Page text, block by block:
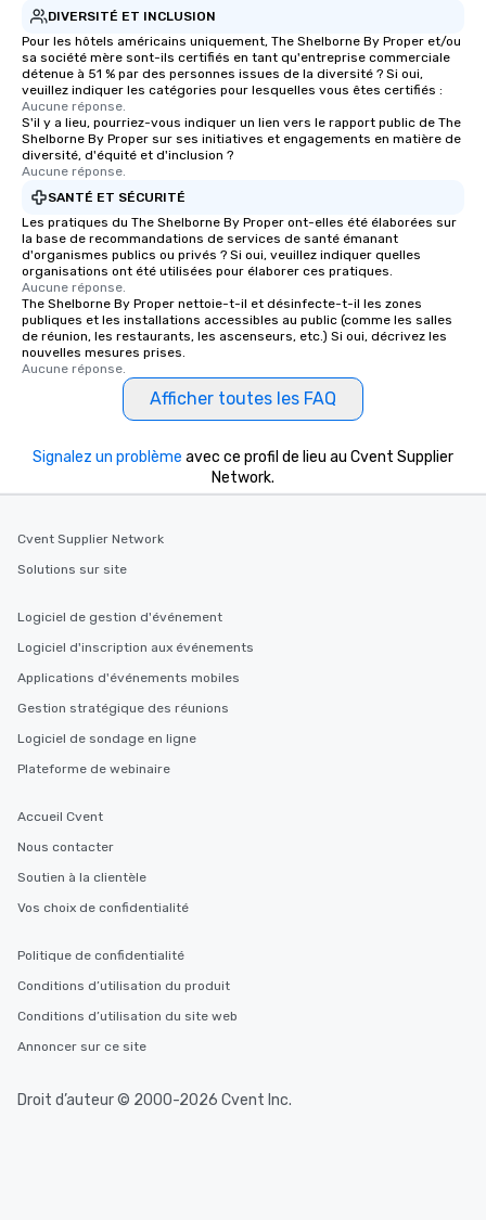
DIVERSITÉ ET INCLUSION
Pour les hôtels américains uniquement, The Shelborne By Proper et/ou
sa société mère sont-ils certifiés en tant qu'entreprise commerciale
détenue à 51 % par des personnes issues de la diversité ? Si oui,
veuillez indiquer les catégories pour lesquelles vous êtes certifiés :
Aucune réponse.
S'il y a lieu, pourriez-vous indiquer un lien vers le rapport public de The
Shelborne By Proper sur ses initiatives et engagements en matière de
diversité, d'équité et d'inclusion ?
Aucune réponse.
SANTÉ ET SÉCURITÉ
Les pratiques du The Shelborne By Proper ont-elles été élaborées sur
la base de recommandations de services de santé émanant
d'organismes publics ou privés ? Si oui, veuillez indiquer quelles
organisations ont été utilisées pour élaborer ces pratiques.
Aucune réponse.
The Shelborne By Proper nettoie-t-il et désinfecte-t-il les zones
publiques et les installations accessibles au public (comme les salles
de réunion, les restaurants, les ascenseurs, etc.) Si oui, décrivez les
nouvelles mesures prises.
Aucune réponse.
Afficher toutes les FAQ
Signalez un problème avec ce profil de lieu au Cvent Supplier
Network.
Cvent Supplier Network
Solutions sur site
Logiciel de gestion d'événement
Logiciel d'inscription aux événements
Applications d'événements mobiles
Gestion stratégique des réunions
Logiciel de sondage en ligne
Plateforme de webinaire
Accueil Cvent
Nous contacter
Soutien à la clientèle
Vos choix de confidentialité
Politique de confidentialité
Conditions d’utilisation du produit
Conditions d’utilisation du site web
Annoncer sur ce site
Droit d’auteur © 2000-2026 Cvent Inc.